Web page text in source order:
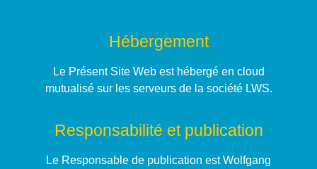
Hébergement
Le Présent Site Web est hébergé en cloud
mutualisé sur les serveurs de la société LWS.
Responsabilité et publication
Le Responsable de publication est Wolfgang